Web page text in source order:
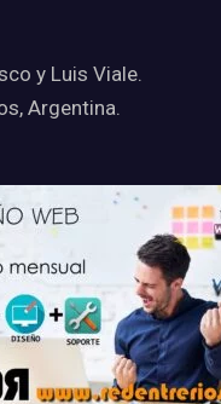
y Luis Viale.
Argentina.